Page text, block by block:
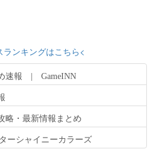
ランキングはこちら<
速報 | GameINN
略・最新情報まとめ
ーシャイニーカラーズ